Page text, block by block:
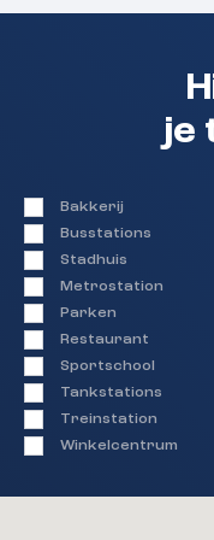
je
Bakkerij
Busstations
Stadhuis
Metrostation
Parken
Restaurant
Sportschool
Tankstations
Treinstation
Winkelcentrum